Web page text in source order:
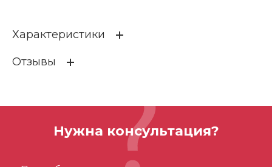
Характеристики
Код EAN
0.0710 кг
Отзывы
Отзывов ещё нет – ваш может стать
Нужна консультация?